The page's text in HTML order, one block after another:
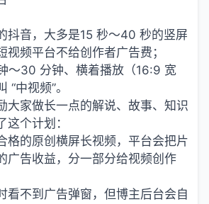
抖音，大多是15 秒～40 秒的竖屏
视频平台不给创作者广告费；
～30 分钟、横着播放（16:9 宽
“中视频”。
大家做长一点的解说、故事、知识
这个计划：
格的原创横屏长视频，平台会把片
广告收益，分一部分给视频创作
看不到广告弹窗，但博主后台会自